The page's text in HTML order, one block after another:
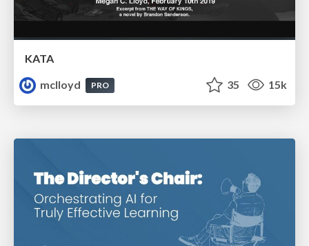
KATA
mclloyd
PRO 35 15k